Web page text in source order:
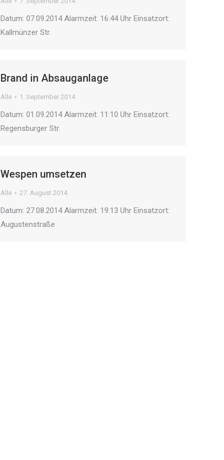
Datum: 07.09.2014 Alarmzeit: 16:44 Uhr Einsatzort:
Kallmünzer Str.
Brand in Absauganlage
Alle 1. September 2014
Datum: 01.09.2014 Alarmzeit: 11:10 Uhr Einsatzort:
Regensburger Str.
Wespen umsetzen
Alle 27. August 2014
Datum: 27.08.2014 Alarmzeit: 19:13 Uhr Einsatzort:
Augustenstraße